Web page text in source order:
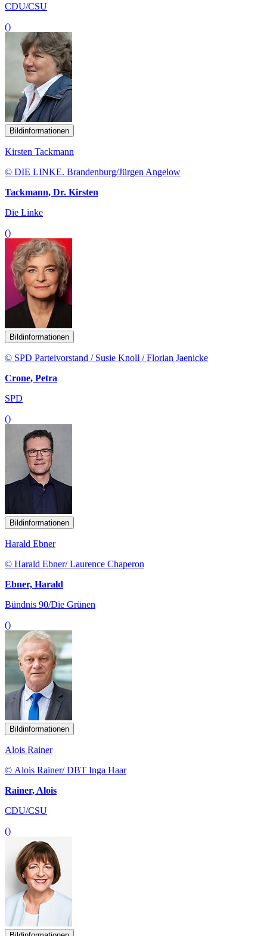
CDU/CSU
()
Bildinformationen
Kirsten Tackmann
© DIE LINKE. Brandenburg/Jürgen Angelow
Tackmann, Dr. Kirsten
Die Linke
()
Bildinformationen
© SPD Parteivorstand / Susie Knoll / Florian Jaenicke
Crone, Petra
SPD
()
Bildinformationen
Harald Ebner
© Harald Ebner/ Laurence Chaperon
Ebner, Harald
Bündnis 90/Die Grünen
()
Bildinformationen
Alois Rainer
© Alois Rainer/ DBT Inga Haar
Rainer, Alois
CDU/CSU
()